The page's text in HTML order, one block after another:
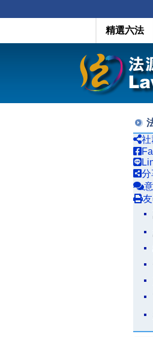
精選六法
社
分